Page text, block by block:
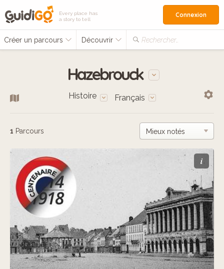
Every place has
a story to tell
Créer un parcours Découvrir Rechercher…
Connexion
Hazebrouck
Histoire Français
1 Parcours
i